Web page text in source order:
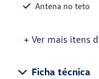
Antena no teto
+ Ver mais itens
Ficha técnica